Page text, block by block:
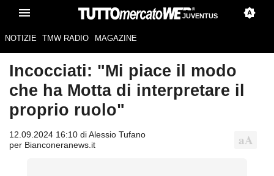
JUVENTUS
NOTIZIE TMW RADIO MAGAZINE
Incocciati: "Mi piace il modo
che ha Motta di interpretare il
proprio ruolo"
12.09.2024 16:10 di Alessio Tufano
per Bianconeranews.it